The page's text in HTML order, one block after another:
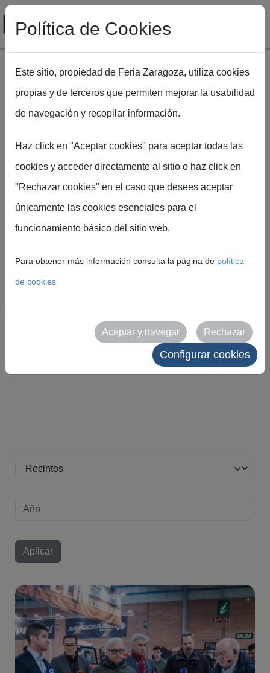
Pasar al contenido principal
Ruta de navegación
Galería de Imágenes
Accede al archivo visual oficial de FIMA Zaragoza
citar como fuente a Feria de Zaragoza. Queda
prohibido su uso comercial sin autorización
Recinto
Año
Imagen
Política de Cookies
Este sitio, propiedad de Feria Zaragoza, utiliza cookies
propias y de terceros que permiten mejorar la usabilidad
de navegación y recopilar información.
Haz click en "Aceptar cookies" para aceptar todas las
cookies y acceder directamente al sitio o haz click en
"Rechazar cookies" en el caso que desees aceptar
únicamente las cookies esenciales para el
funcionamiento básico del sitio web.
Para obtener más información consulta la página de política
de cookies
Aceptar y navegar Rechazar
Configurar cookies